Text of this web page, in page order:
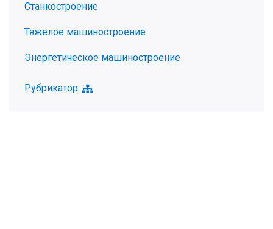
Станкостроение
Тяжелое машиностроение
Энергетическое машиностроение
Рубрикатор